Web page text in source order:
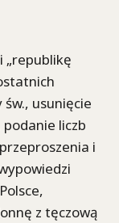
„republikę
usunięcie
liczb
i
z tęczową